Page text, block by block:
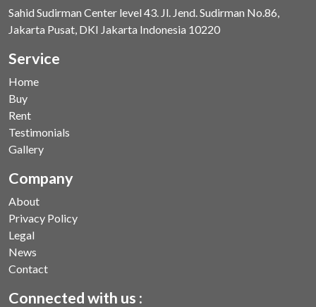
Sahid Sudirman Center level 43. Jl. Jend. Sudirman No.86,
Jakarta Pusat, DKI Jakarta Indonesia 10220
Service
Home
Buy
Rent
Testimonials
Gallery
Company
About
Privacy Policy
Legal
News
Contact
Connected with us :